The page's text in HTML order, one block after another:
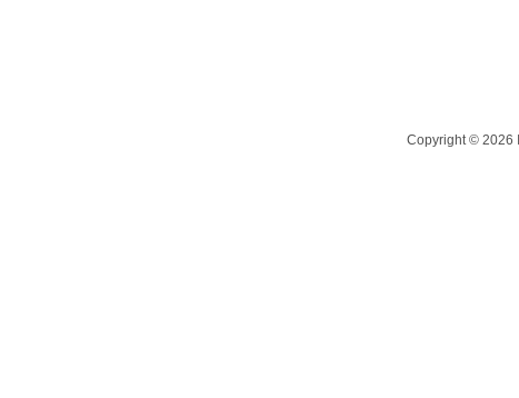
Copyright © 2026